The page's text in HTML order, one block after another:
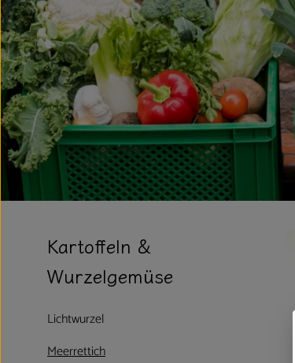
Kartoffeln &
Wurzelgemüse
Lichtwurzel
Meerrettich